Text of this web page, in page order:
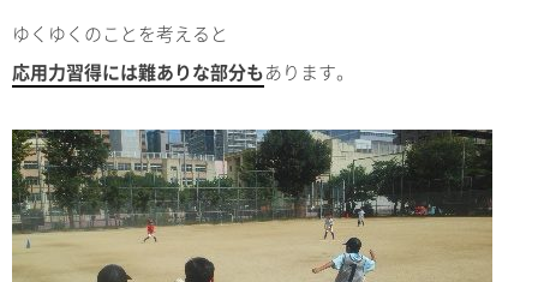
ゆくゆくのことを考えると
応用力習得には難ありな部分もあります。